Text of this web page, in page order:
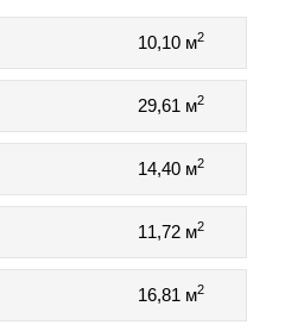
10,10 м2
29,61 м2
14,40 м2
11,72 м2
16,81 м2